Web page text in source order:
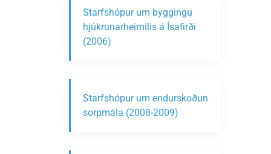
Starfshópur um byggingu
hjúkrunarheimilis á Ísafirði
(2006)
Starfshópur um endurskoðun
sorpmála (2008-2009)